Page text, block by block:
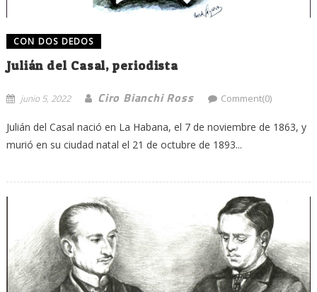
CON DOS DEDOS
Julián del Casal, periodista
junio 5, 2022 Ciro Bianchi Ross Comment(0)
Julián del Casal nació en La Habana, el 7 de noviembre de 1863, y
murió en su ciudad natal el 21 de octubre de 1893...